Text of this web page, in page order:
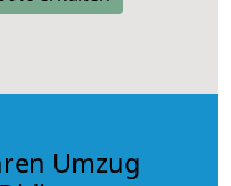
Umzug